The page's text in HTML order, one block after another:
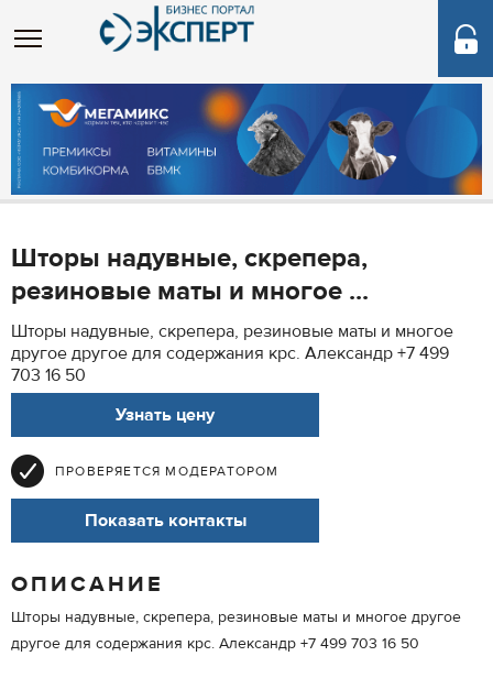
Шторы надувные, скрепера,
резиновые маты и многое ...
Шторы надувные, скрепера, резиновые маты и многое
другое другое для содержания крс. Александр +7 499
703 16 50
Узнать цену
ПРОВЕРЯЕТСЯ МОДЕРАТОРОМ
Показать контакты
ОПИСАНИЕ
Шторы надувные, скрепера, резиновые маты и многое другое
другое для содержания крс. Александр +7 499 703 16 50